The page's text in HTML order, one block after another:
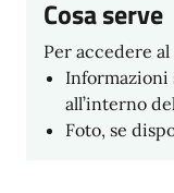
Cosa serve
Per accedere
Informazioni
all’interno
Foto, se